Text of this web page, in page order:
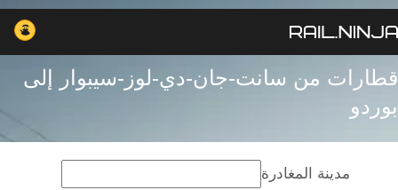
قطارات من سانت-جان-دي-لوز-سيبوار إلى
بوردو
مدينة المغادرة